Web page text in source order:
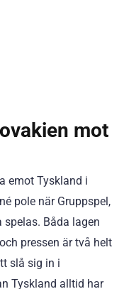
mot
emot Tyskland i
pole när Gruppspel,
spelas. Båda lagen
pressen är två helt
slå sig in i
Tyskland alltid har